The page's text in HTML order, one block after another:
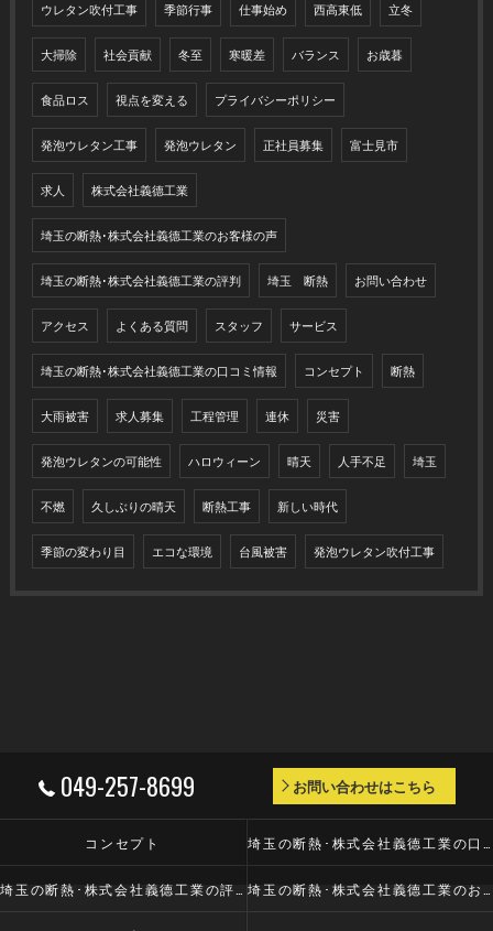
ウレタン吹付工事 季節行事 仕事始め 西高東低 立冬
大掃除 社会貢献 冬至 寒暖差 バランス お歳暮
食品ロス 視点を変える プライバシーポリシー
発泡ウレタン工事 発泡ウレタン 正社員募集 富士見市
求人 株式会社義德工業
埼玉の断熱･株式会社義德工業のお客様の声
埼玉の断熱･株式会社義德工業の評判 埼玉 断熱 お問い合わせ
アクセス よくある質問 スタッフ サービス
埼玉の断熱･株式会社義德工業の口コミ情報 コンセプト 断熱
大雨被害 求人募集 工程管理 連休 災害
発泡ウレタンの可能性 ハロウィーン 晴天 人手不足 埼玉
不燃 久しぶりの晴天 断熱工事 新しい時代
季節の変わり目 エコな環境 台風被害 発泡ウレタン吹付工事
049-257-8699 お問い合わせはこちら
コンセプト